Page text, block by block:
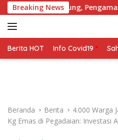
a
g
u
Breaking News
Punggung, Pengamat
Berita HOT Info Covid19
Beranda Berita
4.000 Warga
Kg Emas di Pegadaian: Investasi